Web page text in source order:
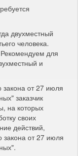
двухместный
человека.
для
и
закона от 27 июля
заказчик
на которых
своих
действий,
закона от 27 июля